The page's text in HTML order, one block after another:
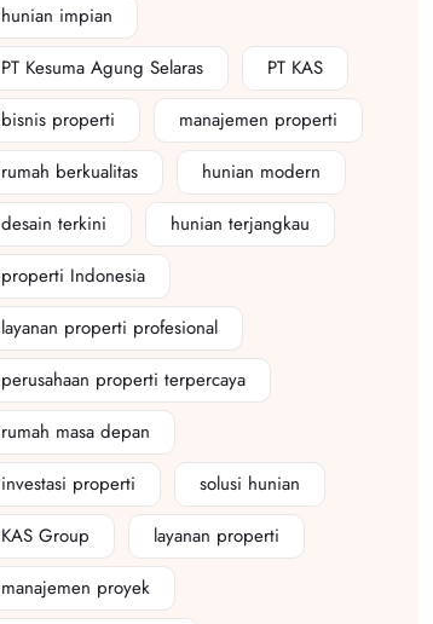
hunian impian
PT Kesuma Agung Selaras
PT KAS
bisnis properti
manajemen properti
rumah berkualitas
hunian modern
desain terkini
hunian terjangkau
properti Indonesia
layanan properti profesional
perusahaan properti terpercaya
rumah masa depan
investasi properti
solusi hunian
KAS Group
layanan properti
manajemen proyek